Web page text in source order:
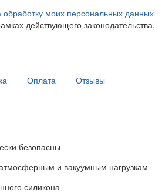
обработку моих персональных данных
действующего законодательства.
Оплата Отзывы
безопасны
и вакуумным нагрузкам
силикона